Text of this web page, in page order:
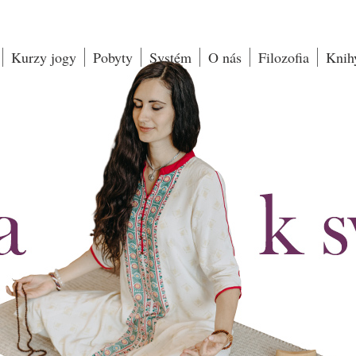
Kurzy jogy Pobyty Systém O nás Filozofia